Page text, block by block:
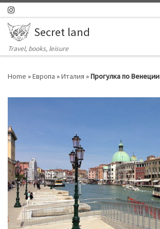
Skip to content
Secret land
Travel, books, leisure
Home »Европа »Италия »Прогулка по Венеции